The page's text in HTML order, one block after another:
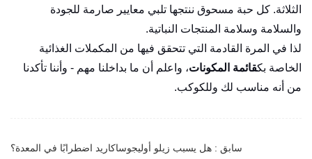
الثلاثة. كل حبة مسحوق ننتجها تلبي معايير صارمة للجودة
والسلامة وسلامة المنتجات النباتية.
لذا في المرة القادمة التي تتحقق فيها من المكملات الغذائية
الخاصة بكقائمة المكونات، واعلم أن ما بداخلنا مهم - وأننا تأكدنا
من أنه مناسب لك وللكوكب.
سابق : هل يسبب زيلو أوليجوساكاريد اضطرابًا في المعدة؟